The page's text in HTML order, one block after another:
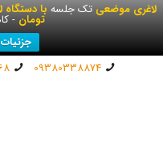
لاغری موضعیتک جلسهبا دستگاه
تومان-
09380338874